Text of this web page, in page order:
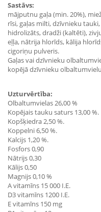
Sastāvs:
mājputnu gaļa (min. 20%),
rīsi, gaļas milti, dzīvnieku
hidrolizāts, dradži (kaltēti),
eļļa, nātrija hlorīds, kālija
cigoriņu pulveris.
Gaļas vai dzīvnieku
kopējā dzīvnieku
Uzturvērtība:
Olbaltumvielas 26,00 %
Kopējais tauku saturs 13,00 %.
Kopšķiedra 2,50 %.
Koppelni 6,50 %.
Kalcijs 1,20 %.
Fosfors 0,90
Nātrijs 0,30
Kālijs 0,50
Magnijs 0,10 %
A vitamīns 15 000 I.E.
D3 vitamīns 1200 I.E.
E vitamīns 150 mg